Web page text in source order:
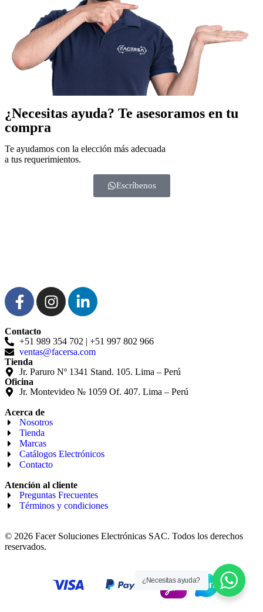
¿Necesitas ayuda? Te asesoramos en tu
compra
Te ayudamos con la elección más adecuada
a tus requerimientos.
Escríbenos
Contacto
+51 989 354 702 | +51 997 802 966
ventas@facersa.com
Tienda
Jr. Paruro Nº 1341 Stand. 105. Lima – Perú
Oficina
Jr. Montevideo № 1059 Of. 407. Lima – Perú
Acerca de
Nosotros
Tienda
Marcas
Catálogos Electrónicos
Contacto
Atención al cliente
Preguntas Frecuentes
Términos y condiciones
© 2026 Facer Soluciones Electrónicas SAC. Todos los derechos
reservados.
¿Necesitas ayuda?